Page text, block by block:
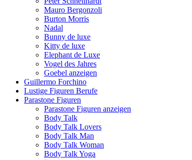
Mauro Bergonzoli
Burton Morris
Nadal
Bunny de luxe
Kitty de luxe
Elephant de Luxe
Vogel des Jahres
Goebel anzeigen
Guillermo Forchino
Lustige Figuren Berufe
Parastone Figuren
Parastone Figuren anzeigen
Body Talk
Body Talk Lovers
Body Talk Man
Body Talk Woman
Body Talk Yoga